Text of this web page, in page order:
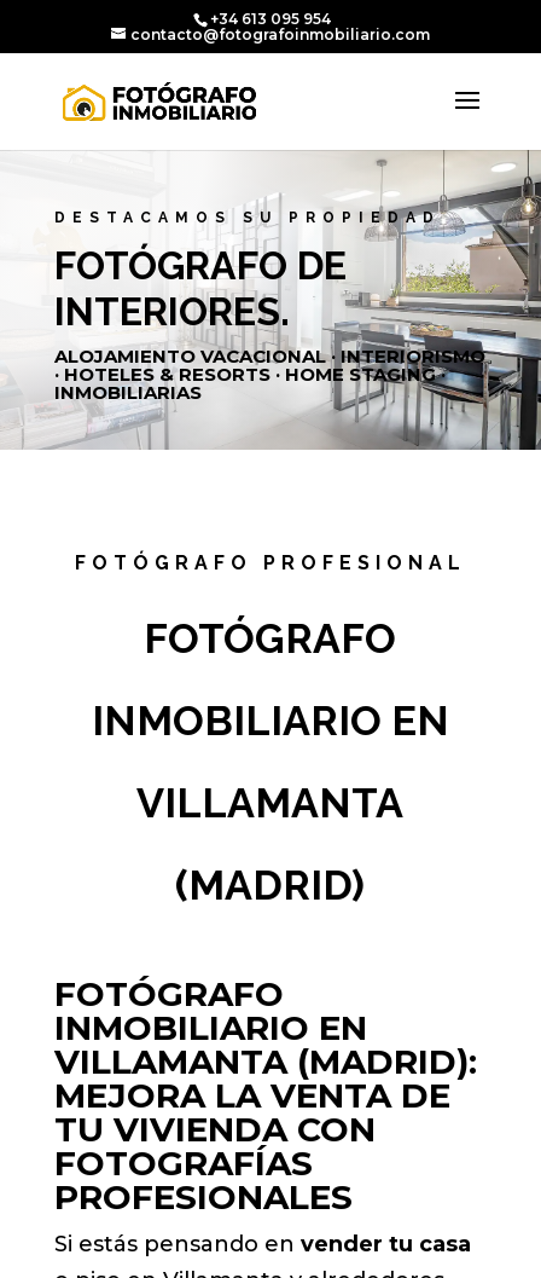
+34 613 095 954
contacto@fotografoinmobiliario.com
DESTACAMOS SU PROPIEDAD
FOTÓGRAFO DE
INTERIORES.
ALOJAMIENTO VACACIONAL · INTERIORISMO
· HOTELES & RESORTS · HOME STAGING ·
INMOBILIARIAS
FOTÓGRAFO PROFESIONAL
FOTÓGRAFO
INMOBILIARIO EN
VILLAMANTA
(MADRID)
FOTÓGRAFO
INMOBILIARIO EN
VILLAMANTA (MADRID):
MEJORA LA VENTA DE
TU VIVIENDA CON
FOTOGRAFÍAS
PROFESIONALES
Si estás pensando en vender tu casa